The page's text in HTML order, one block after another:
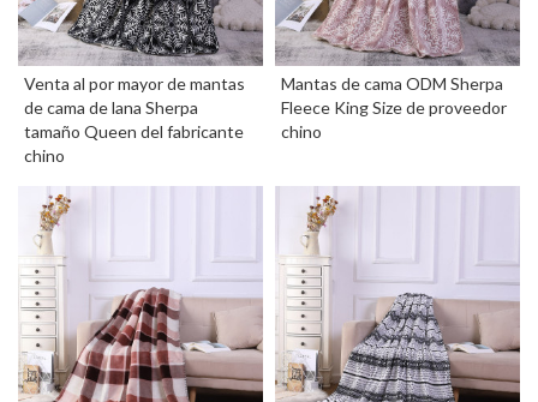
Venta al por mayor de mantas
de cama de lana Sherpa
tamaño Queen del fabricante
chino
Mantas de cama ODM Sherpa
Fleece King Size de proveedor
chino